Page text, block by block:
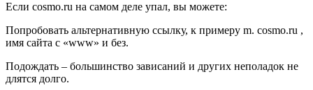
Если cosmo.ru на самом деле упал, вы можете:
Попробовать альтернативную ссылку, к примеру m. cosmo.ru ,
имя сайта с «www» и без.
Подождать – большинство зависаний и других неполадок не
длятся долго.